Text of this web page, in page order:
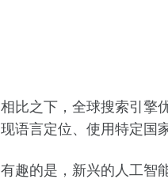
相比之下，全球搜索引擎
现语言定位、使用特定国
有趣的是，新兴的人工智